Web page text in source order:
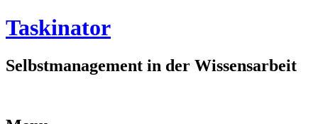
Taskinator
Selbstmanagement in der Wissensarbeit